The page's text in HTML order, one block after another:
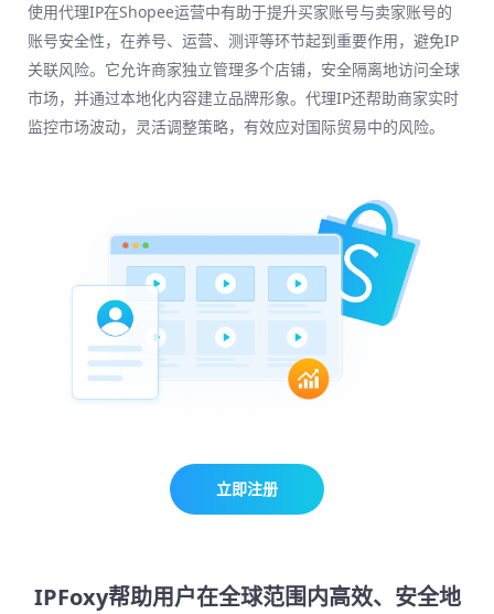
使用代理IP在Shopee运营中有助于提升买家账号与卖家账号的
账号安全性，在养号、运营、测评等环节起到重要作用，避免IP
关联风险。它允许商家独立管理多个店铺，安全隔离地访问全球
市场，并通过本地化内容建立品牌形象。代理IP还帮助商家实时
监控市场波动，灵活调整策略，有效应对国际贸易中的风险。
立即注册
IPFoxy帮助用户在全球范围内高效、安全地